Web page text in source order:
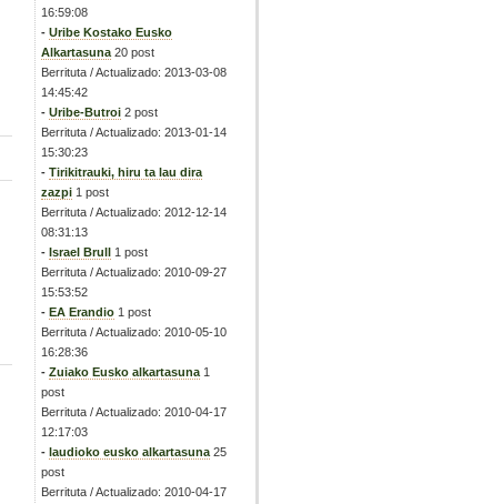
16:59:08
- Uribe Kostako Eusko
Alkartasuna 20 post
Berrituta / Actualizado: 2013-03-08
14:45:42
- Uribe-Butroi 2 post
Berrituta / Actualizado: 2013-01-14
15:30:23
- Tirikitrauki, hiru ta lau dira
zazpi 1 post
Berrituta / Actualizado: 2012-12-14
08:31:13
- Israel Brull 1 post
Berrituta / Actualizado: 2010-09-27
15:53:52
- EA Erandio 1 post
Berrituta / Actualizado: 2010-05-10
16:28:36
- Zuiako Eusko alkartasuna 1
post
Berrituta / Actualizado: 2010-04-17
12:17:03
- laudioko eusko alkartasuna 25
post
Berrituta / Actualizado: 2010-04-17